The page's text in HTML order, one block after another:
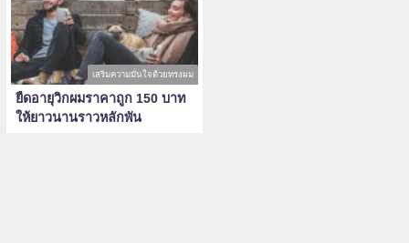
เสริมความมั่นใจด้วยทรงผม
ยืดอายุวิกผมราคาถูก 150 บาท
ให้ยาวนานราวหลักพัน